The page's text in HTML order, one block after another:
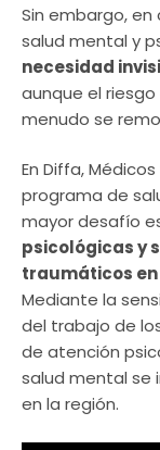
Sin embargo, en
salud mental y
necesidad
aunque el
menudo se
En Diffa,
programa de
mayor desafío
psicológicas y
traumáticos en
Mediante la
del trabajo de
de atención
salud mental se
en la región.